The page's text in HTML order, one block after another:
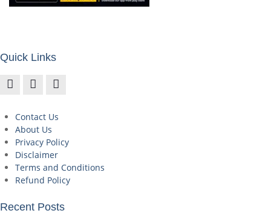
Quick Links
Contact Us
About Us
Privacy Policy
Disclaimer
Terms and Conditions
Refund Policy
Recent Posts